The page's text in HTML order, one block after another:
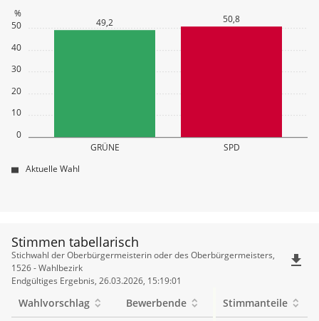
0
10
20
30
40
50
%
GRÜNE SPD
49,2 50,8
Aktuelle Wahl
Stimmen tabellarisch
Stimmen
tabellarisch
Stichwahl der Oberbürgermeisterin oder des Oberbürgermeisters,
1526 - Wahlbezirk
Endgültiges Ergebnis, 26.03.2026, 15:19:01
file_download
Wahlvorschlag Bewerbende
Stimmanteile